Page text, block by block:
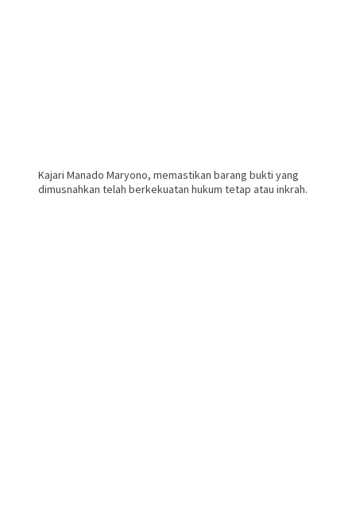
Kajari Manado Maryono, memastikan barang bukti yang
dimusnahkan telah berkekuatan hukum tetap atau inkrah.